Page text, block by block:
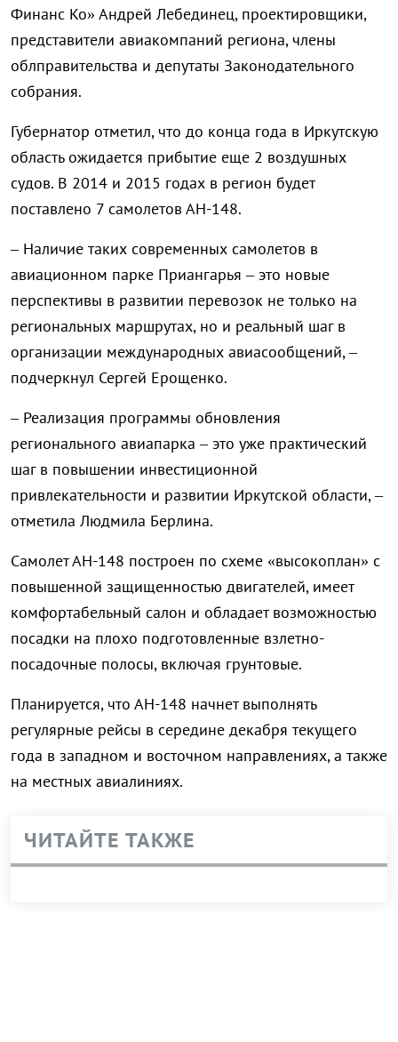
Финанс Ко» Андрей Лебединец, проектировщики,
представители авиакомпаний региона, члены
облправительства и депутаты Законодательного
собрания.
Губернатор отметил, что до конца года в Иркутскую
область ожидается прибытие еще 2 воздушных
судов. В 2014 и 2015 годах в регион будет
поставлено 7 самолетов АН-148.
– Наличие таких современных самолетов в
авиационном парке Приангарья – это новые
перспективы в развитии перевозок не только на
региональных маршрутах, но и реальный шаг в
организации международных авиасообщений, –
подчеркнул Сергей Ерощенко.
– Реализация программы обновления
регионального авиапарка – это уже практический
шаг в повышении инвестиционной
привлекательности и развитии Иркутской области, –
отметила Людмила Берлина.
Самолет АН-148 построен по схеме «высокоплан» с
повышенной защищенностью двигателей, имеет
комфортабельный салон и обладает возможностью
посадки на плохо подготовленные взлетно-
посадочные полосы, включая грунтовые.
Планируется, что АН-148 начнет выполнять
регулярные рейсы в середине декабря текущего
года в западном и восточном направлениях, а также
на местных авиалиниях.
ЧИТАЙТЕ ТАКЖЕ